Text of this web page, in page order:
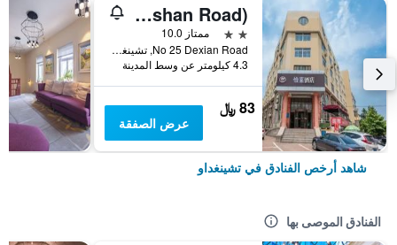
Elan Hotel (Qingdao Zhongshan Road)
2 نجمتين
ممتاز 10.0
No 25 Dexian Road, تشينغداو, الصين
4.3 كيلومتر عن وسط المدينة
83 ﷼
عرض الصفقة
شاهد أرخص الفنادق في تشينغداو
الفنادق الموصى بها